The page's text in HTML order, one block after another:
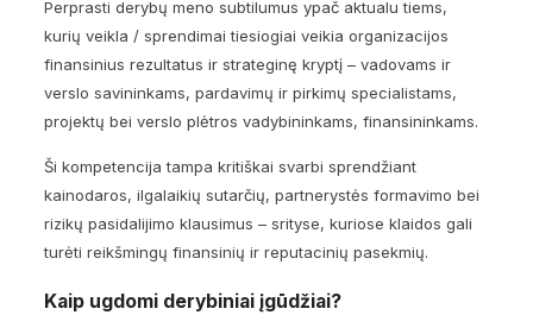
Perprasti derybų meno subtilumus ypač aktualu tiems,
kurių veikla / sprendimai tiesiogiai veikia organizacijos
finansinius rezultatus ir strateginę kryptį – vadovams ir
verslo savininkams, pardavimų ir pirkimų specialistams,
projektų bei verslo plėtros vadybininkams, finansininkams.
Ši kompetencija tampa kritiškai svarbi sprendžiant
kainodaros, ilgalaikių sutarčių, partnerystės formavimo bei
rizikų pasidalijimo klausimus – srityse, kuriose klaidos gali
turėti reikšmingų finansinių ir reputacinių pasekmių.
Kaip ugdomi derybiniai įgūdžiai?